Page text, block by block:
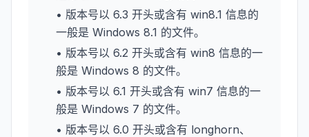
• 版本号以 6.3 开头或含有 win8.1 信息的
一般是 Windows 8.1 的文件。
• 版本号以 6.2 开头或含有 win8 信息的一
般是 Windows 8 的文件。
• 版本号以 6.1 开头或含有 win7 信息的一
般是 Windows 7 的文件。
• 版本号以 6.0 开头或含有 longhorn、